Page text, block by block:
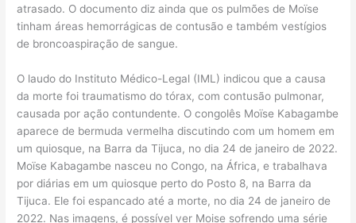
atrasado. O documento diz ainda que os pulmões de Moïse
tinham áreas hemorrágicas de contusão e também vestígios
de broncoaspiração de sangue.
O laudo do Instituto Médico-Legal (IML) indicou que a causa
da morte foi traumatismo do tórax, com contusão pulmonar,
causada por ação contundente. O congolês Moïse Kabagambe
aparece de bermuda vermelha discutindo com um homem em
um quiosque, na Barra da Tijuca, no dia 24 de janeiro de 2022.
Moïse Kabagambe nasceu no Congo, na África, e trabalhava
por diárias em um quiosque perto do Posto 8, na Barra da
Tijuca. Ele foi espancado até a morte, no dia 24 de janeiro de
2022. Nas imagens, é possível ver Moise sofrendo uma série